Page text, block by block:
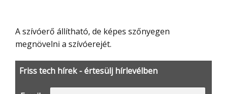
A szívóerő állítható, de képes szőnyegen
megnövelni a szívóerejét.
Friss tech hírek - értesülj hírlevélben